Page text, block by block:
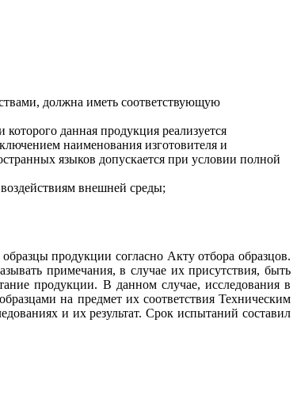
должна иметь соответствующую
данная продукция реализуется
наименования изготовителя и
языков допускается при условии полной
внешней среды;
продукции согласно Акту отбора образцов.
примечания, в случае их присутствия, быть
продукции. В данном случае, исследования в
на предмет их соответствия Техническим
и их результат. Срок испытаний составил